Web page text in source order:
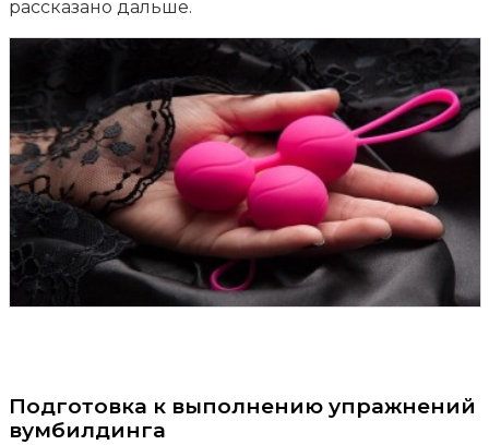
рассказано дальше.
Подготовка к выполнению упражнений
вумбилдинга